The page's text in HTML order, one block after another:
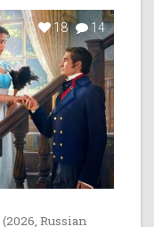
18 14
(2026, Russian